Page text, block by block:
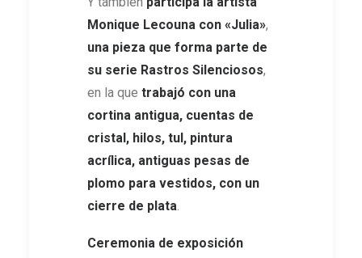
Monique Lecouna con «Julia»,
una pieza que forma parte de
su serie Rastros Silenciosos,
en la que trabajó con una
cortina antigua, cuentas de
cristal, hilos, tul, pintura
acrílica, antiguas pesas de
plomo para vestidos, con un
cierre de plata.
Ceremonia de exposición